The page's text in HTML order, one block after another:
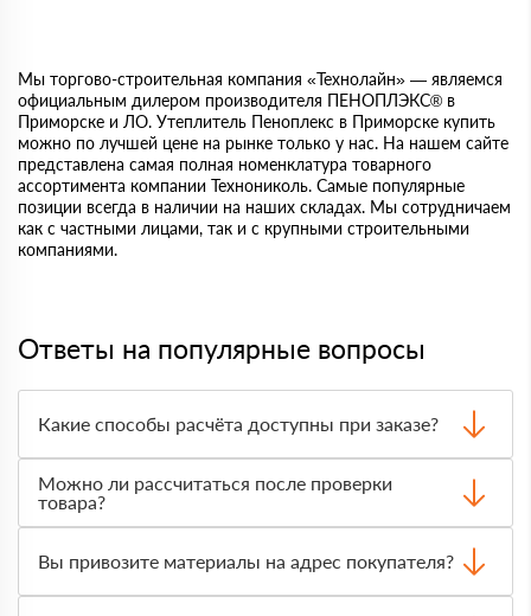
Мы торгово-строительная компания «Технолайн» — являемся
официальным дилером производителя ПЕНОПЛЭКС® в
Приморске и ЛО. Утеплитель Пеноплекс в Приморске купить
можно по лучшей цене на рынке только у нас. На нашем сайте
представлена самая полная номенклатура товарного
ассортимента компании Технониколь. Самые популярные
позиции всегда в наличии на наших складах. Мы сотрудничаем
как с частными лицами, так и с крупными строительными
компаниями.
Ответы на популярные вопросы
Какие способы расчёта доступны при заказе?
счёту. Точный формат оплаты менеджер согласует с
вами до отгрузки.
Можно ли рассчитаться после проверки
товара?
получения. Сначала вы принимаете материал,
проверяете количество и внешний вид, затем
оплачиваете.
Вы привозите материалы на адрес покупателя?